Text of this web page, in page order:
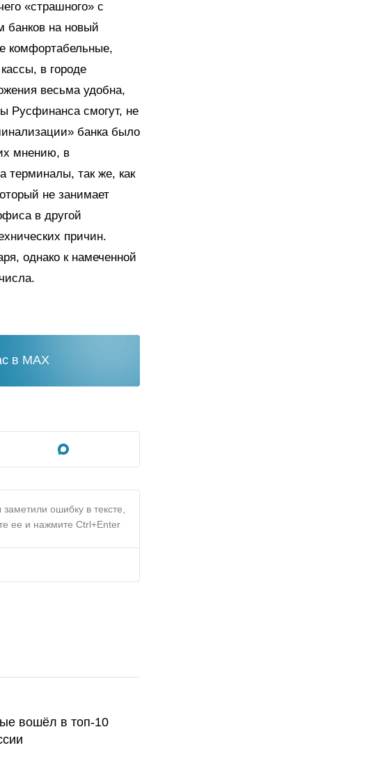
«страшного» с
банков на новый
комфортабельные,
в городе
весьма удобна,
Русфинанса смогут, не
банка было
мнению, в
терминалы, так же, как
не занимает
в другой
причин.
однако к намеченной
в MAX
ошибку в тексте,
ее и нажмите Ctrl+Enter
вошёл в топ-10